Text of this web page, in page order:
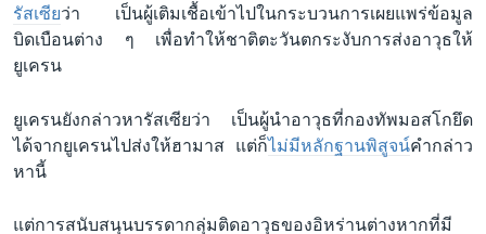
รัสเซียว่า เป็นผู้เติมเชื้อเข้าไปในกระบวนการเผยแพร่ข้อมูล
บิดเบือนต่าง ๆ เพื่อทำให้ชาติตะวันตกระงับการส่งอาวุธให้
ยูเครน
ยูเครนยังกล่าวหารัสเซียว่า เป็นผู้นำอาวุธที่กองทัพมอสโกยึด
ได้จากยูเครนไปส่งให้ฮามาส แต่ก็ไม่มีหลักฐานพิสูจน์คำกล่าว
หานี้
แต่การสนับสนุนบรรดากลุ่มติดอาวุธของอิหร่านต่างหากที่มี